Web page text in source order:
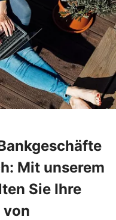
Mit unserem
Sie Ihre
von